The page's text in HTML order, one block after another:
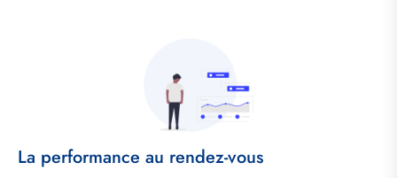
Title
La performance au rendez-vous